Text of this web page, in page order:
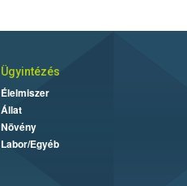
Ügyintézés
Élelmiszer
Állat
Növény
Labor/Egyéb